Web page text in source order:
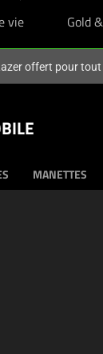
vie Gold
offert pour
MANETTES